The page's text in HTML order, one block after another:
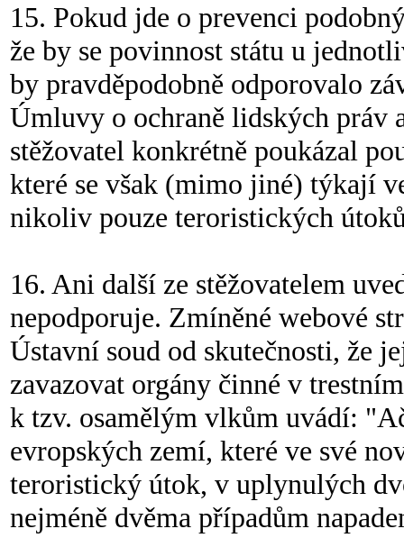
15. Pokud jde o prevenci
že by se povinnost státu u
by pravděpodobně odporovalo
Úmluvy o ochraně lidských práv
stěžovatel konkrétně poukázal
které se však (mimo jiné) týkají
nikoliv pouze teroristických
16. Ani další ze stěžovatelem
nepodporuje. Zmíněné webové
Ústavní soud od skutečnosti, že
zavazovat orgány činné v
k tzv. osamělým vlkům uvádí:
evropských zemí, které ve své
teroristický útok, v uplynulých
nejméně dvěma případům